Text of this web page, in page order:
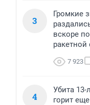
3
Громкие
вскоре
ракетной
7 923
4
Убита 13-
горит